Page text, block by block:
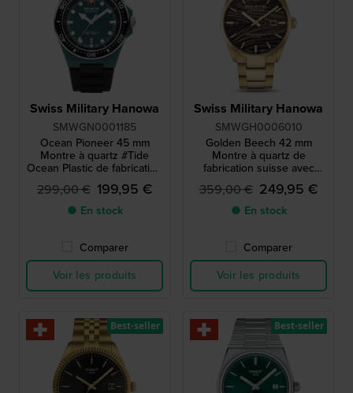
Swiss Military Hanowa
SMWGN0001185
Ocean Pioneer 45 mm
Montre à quartz #Tide
Ocean Plastic de fabrication
suisse avec date
299,00 € 199,95 €
● En stock
Comparer
Voir les produits
Swiss Military Hanowa
SMWGH0006010
Golden Beech 42 mm
Montre à quartz de
fabrication suisse avec
cadran d'inspiration
forestière
359,00 € 249,95 €
● En stock
Comparer
Voir les produits
Best-seller Best-seller